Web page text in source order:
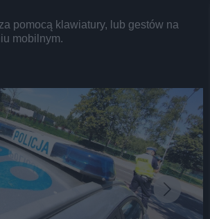
pomocą klawiatury, lub gestów na
mobilnym.